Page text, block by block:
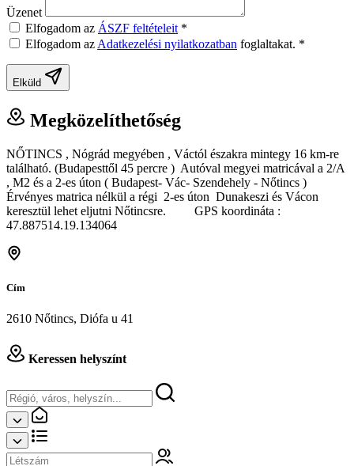
Üzenet
Elfogadom az ÁSZF feltételeit *
Elfogadom az Adatkezelési nyilatkozatban foglaltakat. *
Elküld
Megközelíthetőség
NŐTINCS , Nógrád megyében , Váctól északra mintegy 16 km-re
található. (Budapesttől 45 percre ) Autóval megyei matricával a 2/A
, M2 és a 2-es úton ( Budapest- Vác- Szendehely - Nőtincs )
Érvényes matrica nélkül a régi 2-es úton Dunakeszi és Vácon
keresztül lehet eljutni Nőtincsre. GPS koordináta :
47.887514.19.134064
Cím
2610 Nőtincs, Diófa u 41
Keressen helyszínt